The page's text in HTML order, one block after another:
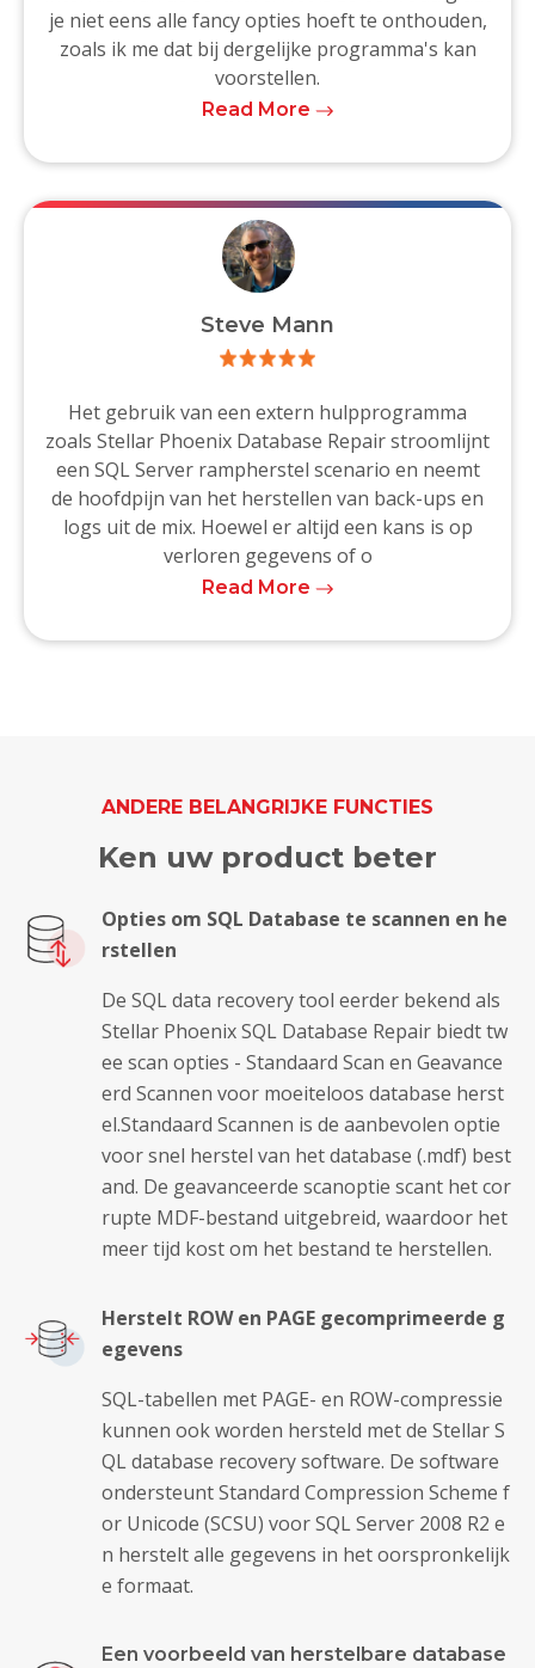
je niet eens alle fancy opties hoeft te onthouden,
zoals ik me dat bij dergelijke programma's kan
voorstellen.
Read More
Steve Mann
Het gebruik van een extern hulpprogramma
zoals Stellar Phoenix Database Repair stroomlijnt
een SQL Server rampherstel scenario en neemt
de hoofdpijn van het herstellen van back-ups en
logs uit de mix. Hoewel er altijd een kans is op
verloren gegevens of o
Read More
ANDERE BELANGRIJKE FUNCTIES
Ken uw product beter
Opties om SQL Database te scannen en he
rstellen
De SQL data recovery tool eerder bekend als
Stellar Phoenix SQL Database Repair biedt tw
ee scan opties - Standaard Scan en Geavance
erd Scannen voor moeiteloos database herst
el.Standaard Scannen is de aanbevolen optie
voor snel herstel van het database (.mdf) best
and. De geavanceerde scanoptie scant het cor
rupte MDF-bestand uitgebreid, waardoor het
meer tijd kost om het bestand te herstellen.
Herstelt ROW en PAGE gecomprimeerde g
egevens
SQL-tabellen met PAGE- en ROW-compressie
kunnen ook worden hersteld met de Stellar S
QL database recovery software. De software
ondersteunt Standard Compression Scheme f
or Unicode (SCSU) voor SQL Server 2008 R2 e
n herstelt alle gegevens in het oorspronkelijk
e formaat.
Een voorbeeld van herstelbare database